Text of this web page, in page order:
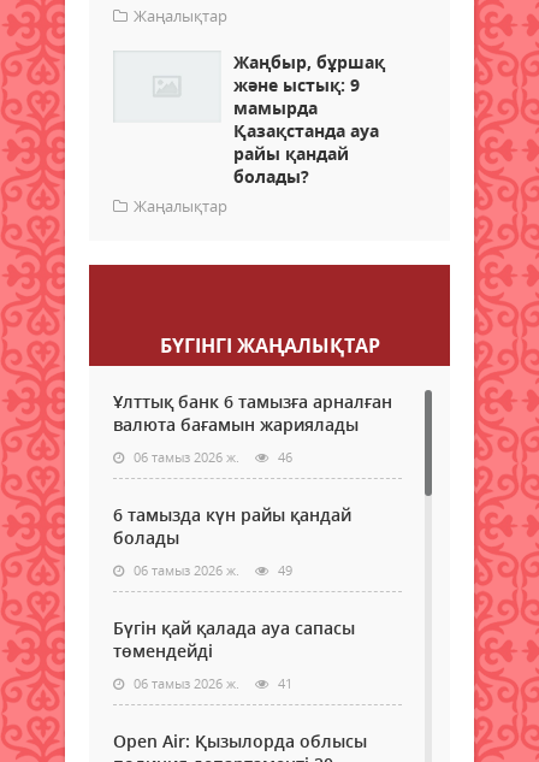
Жаңалықтар
Жаңбыр, бұршақ
және ыстық: 9
мамырда
Қазақстанда ауа
райы қандай
болады?
Жаңалықтар
БҮГІНГI ЖАҢАЛЫҚТАР
Ұлттық банк 6 тамызға арналған
валюта бағамын жариялады
06 тамыз 2026 ж. 46
6 тамызда күн райы қандай
болады
06 тамыз 2026 ж. 49
Бүгін қай қалада ауа сапасы
төмендейді
06 тамыз 2026 ж. 41
Open Air: Қызылорда облысы